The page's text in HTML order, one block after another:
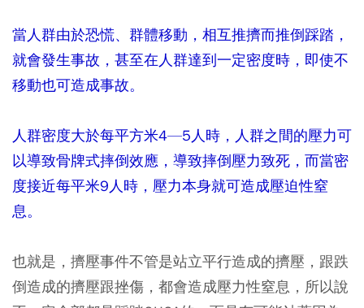
當人群由於恐慌、群體移動，相互推擠而推倒踩踏，
就會發生事故，甚至在人群達到一定密度時，即使不
移動也可造成事故。
人群密度大於每平方米4—5人時，人群之間的壓力可
以導致骨牌式摔倒效應，導致摔倒壓力致死，而當密
度接近每平米9人時，壓力本身就可造成壓迫性窒
息。
也就是，擠壓事件不管是站立平行造成的擠壓，跟跌
倒造成的擠壓跟挫傷，都會造成壓力性窒息，所以說